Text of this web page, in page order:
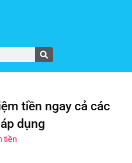
tiền ngay cả các
dụng
tiền